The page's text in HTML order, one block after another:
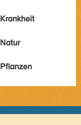
Krankheit
Natur
Pflanzen